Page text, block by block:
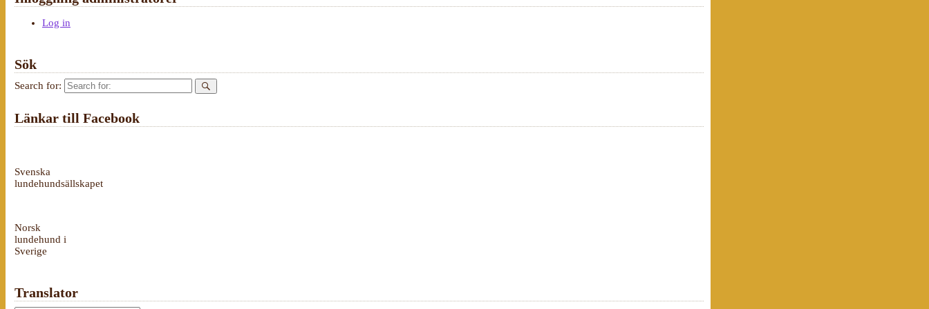
Log in
Sök
Search for:
Länkar till Facebook
Svenska
lundehundsällskapet
Norsk
lundehund i
Sverige
Translator